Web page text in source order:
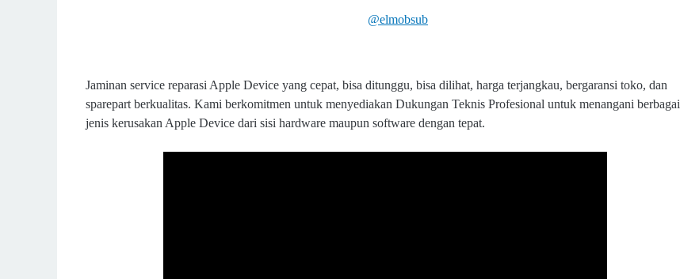
@elmobsub
Jaminan service reparasi Apple Device yang cepat, bisa ditunggu, bisa dilihat, harga terjangkau, bergaransi toko, dan
sparepart berkualitas. Kami berkomitmen untuk menyediakan Dukungan Teknis Profesional untuk menangani berbagai
jenis kerusakan Apple Device dari sisi hardware maupun software dengan tepat.